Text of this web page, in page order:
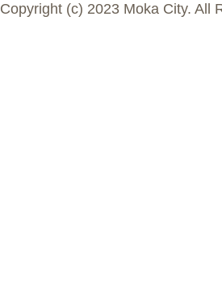
Copyright (c) 2023 Moka City. All